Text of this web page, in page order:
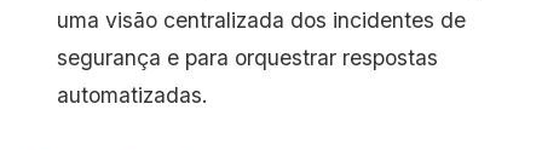
uma visão centralizada dos incidentes de
segurança e para orquestrar respostas
automatizadas.